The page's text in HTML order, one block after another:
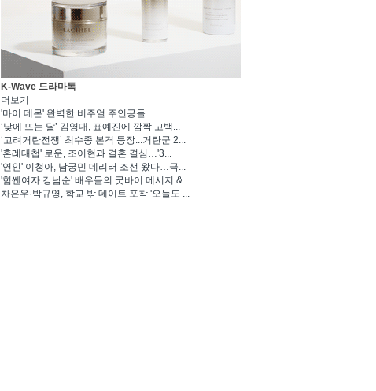
K-Wave 드라마톡
더보기
'마이 데몬' 완벽한 비주얼 주인공들
‘낮에 뜨는 달’ 김영대, 표예진에 깜짝 고백...
‘고려거란전쟁’ 최수종 본격 등장...거란군 2...
'혼례대첩' 로운, 조이현과 결혼 결심…'3...
'연인' 이청아, 남궁민 데리러 조선 왔다…극...
'힘쎈여자 강남순' 배우들의 굿바이 메시지 & ...
차은우·박규영, 학교 밖 데이트 포착 '오늘도 ...